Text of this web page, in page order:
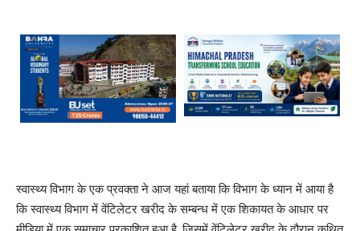
स्वास्थ्य विभाग के एक प्रवक्ता ने आज यहां बताया कि विभाग के ध्यान में आया है
कि स्वास्थ्य विभाग में वेंटिलेटर खरीद के सम्बन्ध में एक शिकायत के आधार पर